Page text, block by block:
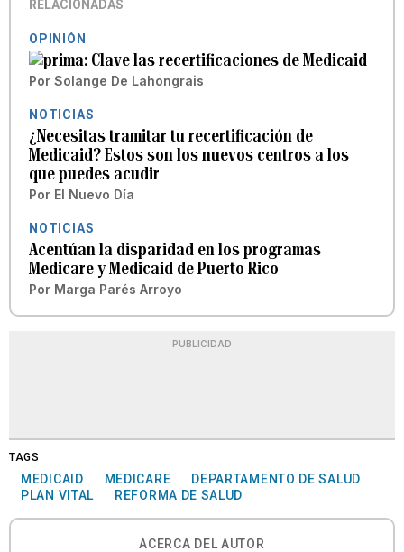
RELACIONADAS
OPINIÓN
Clave las recertificaciones de Medicaid
Por Solange De Lahongrais
NOTICIAS
¿Necesitas tramitar tu recertificación de
Medicaid? Estos son los nuevos centros a los
que puedes acudir
Por El Nuevo Día
NOTICIAS
Acentúan la disparidad en los programas
Medicare y Medicaid de Puerto Rico
Por Marga Parés Arroyo
PUBLICIDAD
TAGS
MEDICAID MEDICARE
DEPARTAMENTO DE SALUD
PLAN VITAL
REFORMA DE SALUD
ACERCA DEL AUTOR